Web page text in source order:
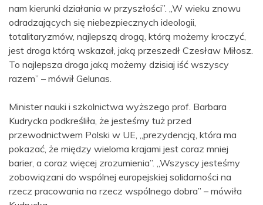
nam kierunki działania w przyszłości”. „W wieku znowu
odradzających się niebezpiecznych ideologii,
totalitaryzmów, najlepszą drogą, którą możemy kroczyć,
jest droga którą wskazał, jaką przeszedł Czesław Miłosz.
To najlepsza droga jaką możemy dzisiaj iść wszyscy
razem” – mówił Gelunas.
Minister nauki i szkolnictwa wyższego prof. Barbara
Kudrycka podkreśliła, że jesteśmy tuż przed
przewodnictwem Polski w UE, „prezydencją, która ma
pokazać, że między wieloma krajami jest coraz mniej
barier, a coraz więcej zrozumienia”. „Wszyscy jesteśmy
zobowiązani do wspólnej europejskiej solidarności na
rzecz pracowania na rzecz wspólnego dobra” – mówiła